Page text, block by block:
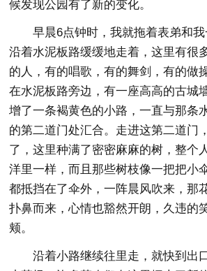
候发现公园有了新的变化。
早晨6点钟时，我就拖着表弟和
沿着水泥板路缓缓地走着，这里有很
的人，有的唱歌，有的舞剑，有的做
在水泥板路旁边，有一座高高的古城
增了一条褐黄色的小路，一直与那条
的第二道门处汇合。走进这第二道门
了，这里种满了密密麻麻的树，整个
洋里一样，而且那些树枝像一把把小
都抵挡在了伞外，一阵晨风吹来，那
扑鼻而来，心情也豁然开朗，久违的
颊。
沿着小路继续往里走，就快到出